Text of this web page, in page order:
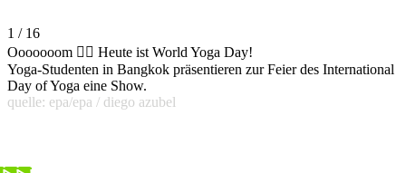
1 / 16
Ooooooom 🧘‍♀️ Heute ist World Yoga Day!
Yoga-Studenten in Bangkok präsentieren zur Feier des International
Day of Yoga eine Show.
quelle: epa/epa / diego azubel